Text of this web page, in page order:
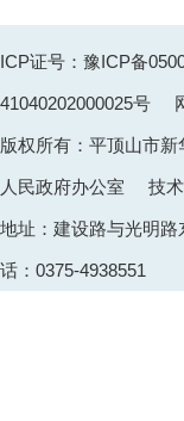
ICP证号：豫ICP备
41040202000025号 网
版权所有：平顶山市
人民政府办公室 技术
地址：建设路与光明
话：0375-4938551